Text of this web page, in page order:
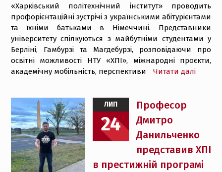
«Харківський політехнічний інститут» проводить
профорієнтаційні зустрічі з українськими абітурієнтами
та їхніми батьками в Німеччині. Представники
університету спілкуються з майбутніми студентами у
Берліні, Гамбурзі та Магдебурзі, розповідаючи про
освітні можливості НТУ «ХПІ», міжнародні проєкти,
академічну мобільність, перспективи
Читати далі
ЛИП
24
Професор
Дмитро
Данильченко
представив ХПІ
в престижній програмі